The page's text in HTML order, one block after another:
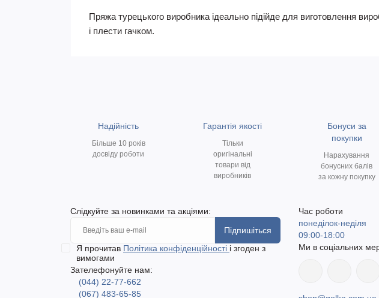
Пряжа турецького виробника ідеально підійде для виготовлення
і плести гачком.
Надійність
Більше 10 років
досвіду роботи
Гарантія якості
Тільки
оригінальні
товари від
виробників
Бонуси за
покупки
Нарахування
бонусних балів
за кожну покупку
Слідкуйте за новинками та акціями:
Підпишіться
Я прочитав Політика конфіденційності і згоден з
вимогами
Зателефонуйте нам:
(044) 22-77-662
(067) 483-65-85
Час роботи
понеділок-неділя
09:00-18:00
Ми в соціальних